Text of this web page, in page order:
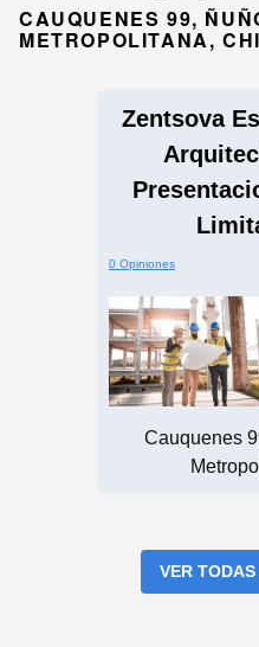
CAUQUENES 99,
METROPOLITANA,
Zentsova
0 Opiniones
Cauquenes
VER